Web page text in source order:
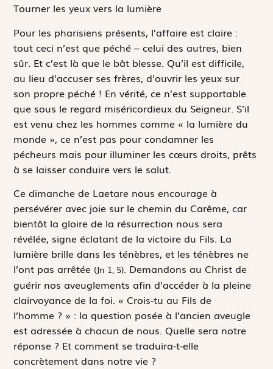
Tourner les yeux vers la lumière
Pour les pharisiens présents, l’affaire est claire :
tout ceci n’est que péché – celui des autres, bien
sûr. Et c’est là que le bât blesse. Qu’il est difficile,
au lieu d’accuser ses frères, d’ouvrir les yeux sur
son propre péché ! En vérité, ce n’est supportable
que sous le regard miséricordieux du Seigneur. S’il
est venu chez les hommes comme « la lumière du
monde », ce n’est pas pour condamner les
pécheurs mais pour illuminer les cœurs droits, prêts
à se laisser conduire vers le salut.
Ce dimanche de Laetare nous encourage à
persévérer avec joie sur le chemin du Carême, car
bientôt la gloire de la résurrection nous sera
révélée, signe éclatant de la victoire du Fils. La
lumière brille dans les ténèbres, et les ténèbres ne
l’ont pas arrêtée (Jn 1, 5). Demandons au Christ de
guérir nos aveuglements afin d’accéder à la pleine
clairvoyance de la foi. « Crois-tu au Fils de
l’homme ? » : la question posée à l’ancien aveugle
est adressée à chacun de nous. Quelle sera notre
réponse ? Et comment se traduira-t-elle
concrètement dans notre vie ?